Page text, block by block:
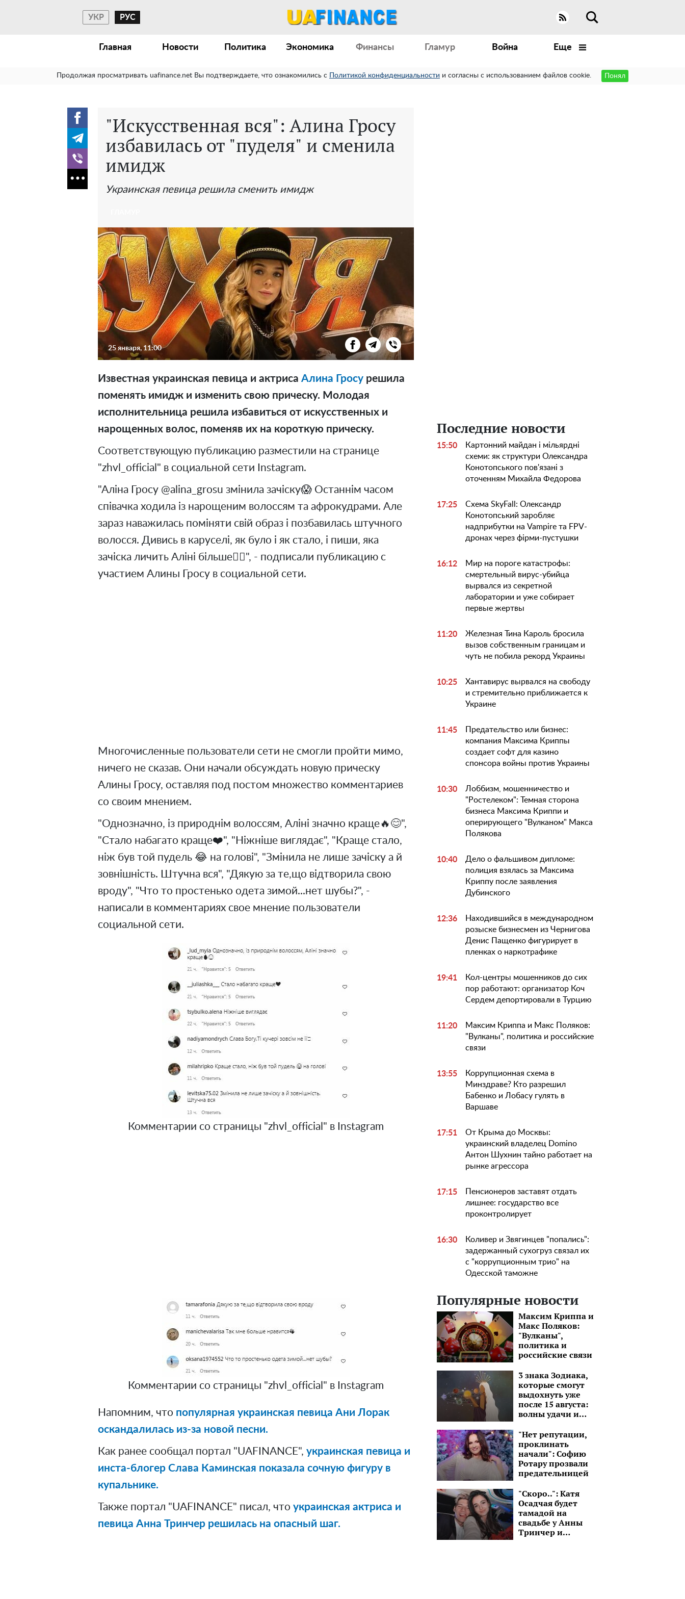
УКР РУС
Главная Новости Политика Экономика Финансы Гламур Война Еще
Продолжая просматривать uafinance.net Вы подтверждаете, что ознакомились с Политикой конфиденциальности и согласны с использованием файлов cookie. Понял
"Искусственная вся": Алина Гросу
избавилась от "пуделя" и сменила
имидж
Украинская певица решила сменить имидж
25 января, 11:00
Известная украинская певица и актриса Алина Гросу решила
поменять имидж и изменить свою прическу. Молодая
исполнительница решила избавиться от искусственных и
нарощенных волос, поменяв их на короткую прическу.
Соответствующую публикацию разместили на странице
"zhvl_official" в социальной сети Instagram.
"Аліна Гросу @alina_grosu змінила зачіску😱 Останнім часом
співачка ходила із нарощеним волоссям та афрокудрами. Але
зараз наважилась поміняти свій образ і позбавилась штучного
волосся. Дивись в каруселі, як було і як стало, і пиши, яка
зачіска личить Аліні більше👇🏻", - подписали публикацию с
участием Алины Гросу в социальной сети.
Многочисленные пользователи сети не смогли пройти мимо,
ничего не сказав. Они начали обсуждать новую прическу
Алины Гросу, оставляя под постом множество комментариев
со своим мнением.
"Однозначно, із природнім волоссям, Аліні значно краще🔥😊",
"Стало набагато краще❤️", "Ніжніше виглядає", "Краще стало,
ніж був той пудель 😂 на голові", "Змінила не лише зачіску а й
зовнішність. Штучна вся", "Дякую за те,що відтворила свою
вроду", "Что то простенько одета зимой...нет шубы?", -
написали в комментариях свое мнение пользователи
социальной сети.
Комментарии со страницы "zhvl_official" в Instagram
Комментарии со страницы "zhvl_official" в Instagram
Напомним, что популярная украинская певица Ани Лорак
оскандалилась из-за новой песни.
Как ранее сообщал портал "UAFINANCE", украинская певица и
инста-блогер Слава Каминская показала сочную фигуру в
купальнике.
Также портал "UAFINANCE" писал, что украинская актриса и
певица Анна Тринчер решилась на опасный шаг.
Последние новости
15:50
Картонний майдан і мільярдні
схеми: як структури Олександра
Конотопського пов'язані з
оточенням Михайла Федорова
17:25
Схема SkyFall: Олександр
Конотопський заробляє
надприбутки на Vampire та FPV-
дронах через фірми-пустушки
16:12
Мир на пороге катастрофы:
смертельный вирус-убийца
вырвался из секретной
лаборатории и уже собирает
первые жертвы
11:20
Железная Тина Кароль бросила
вызов собственным границам и
чуть не побила рекорд Украины
10:25
Хантавирус вырвался на свободу
и стремительно приближается к
Украине
11:45
Предательство или бизнес:
компания Максима Криппы
создает софт для казино
спонсора войны против Украины
10:30
Лоббизм, мошенничество и
"Ростелеком": Темная сторона
бизнеса Максима Криппи и
оперирующего "Вулканом" Макса
Полякова
10:40
Дело о фальшивом дипломе:
полиция взялась за Максима
Криппу после заявления
Дубинского
12:36
Находившийся в международном
розыске бизнесмен из Чернигова
Денис Пащенко фигурирует в
пленках о наркотрафике
19:41
Кол-центры мошенников до сих
пор работают: организатор Коч
Сердем депортировали в Турцию
11:20
Максим Криппа и Макс Поляков:
"Вулканы", политика и российские
связи
13:55
Коррупционная схема в
Минздраве? Кто разрешил
Бабенко и Лобасу гулять в
Варшаве
17:51
От Крыма до Москвы:
украинский владелец Domino
Антон Шухнин тайно работает на
рынке агрессора
17:15
Пенсионеров заставят отдать
лишнее: государство все
проконтролирует
16:30
Коливер и Звягинцев "попались":
задержанный сухогруз связал их
с "коррупционным трио" на
Одесской таможне
Популярные новости
Максим Криппа и
Макс Поляков:
"Вулканы",
политика и
российские связи
3 знака Зодиака,
которые смогут
выдохнуть уже
после 15 августа:
волны удачи и
"Нет репутации,
проклинать
начали": Софию
Ротару прозвали
предательницей
"Скоро..": Катя
Осадчая будет
тамадой на
свадьбе у Анны
Тринчер и